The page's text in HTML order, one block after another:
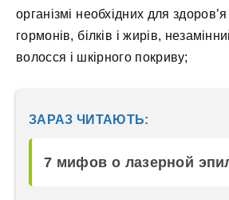
організмі необхідних для
гормонів, білків і жирів,
волосся і шкірного покриву;
ЗАРАЗ ЧИТАЮТЬ:
7 мифов о лазерной